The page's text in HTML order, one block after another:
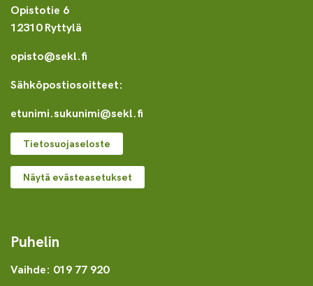
Opistotie 6
12310 Ryttylä
opisto@sekl.fi
Sähköpostiosoitteet:
etunimi.sukunimi@sekl.fi
Tietosuojaseloste
Näytä evästeasetukset
Puhelin
Vaihde: 019 77 920